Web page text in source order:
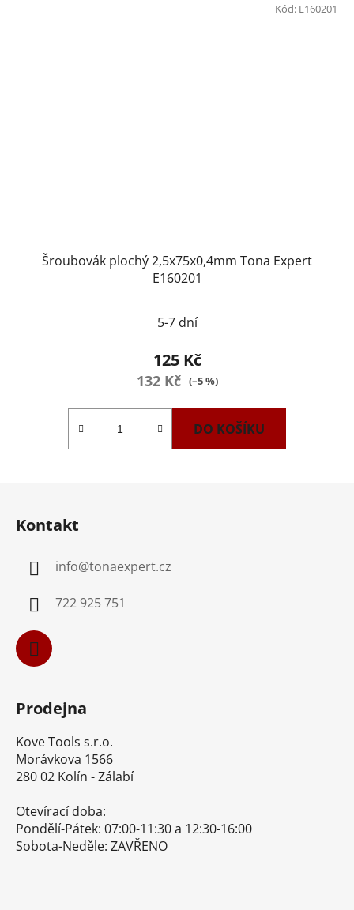
Šroubovák plochý 2,5x75x0,4mm Tona Expert
E160201
5-7 dní
125 Kč
132 Kč (–5 %)
DO KOŠÍKU
Kód: E160201
Kontakt
info@tonaexpert.cz
722 925 751
Prodejna
Kove Tools s.r.o.
Morávkova 1566
280 02 Kolín - Zálabí
Otevírací doba:
Pondělí-Pátek: 07:00-11:30 a 12:30-16:00
Sobota-Neděle: ZAVŘENO